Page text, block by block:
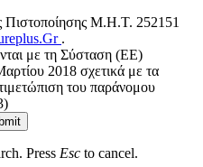
Πιστοποίησης Μ.Η.Τ. 252151
.
με τη Σύσταση (ΕΕ)
2018 σχετικά με τα
του παράνομου
Press Esc to cancel.